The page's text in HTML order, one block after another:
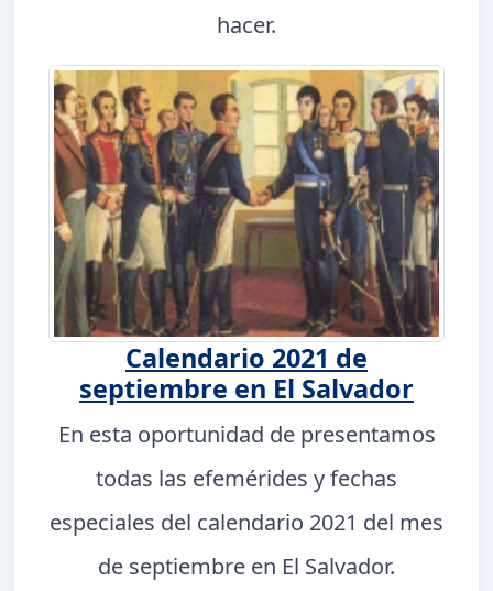
hacer.
Calendario 2021 de
septiembre en El Salvador
En esta oportunidad de presentamos
todas las efemérides y fechas
especiales del calendario 2021 del mes
de septiembre en El Salvador.